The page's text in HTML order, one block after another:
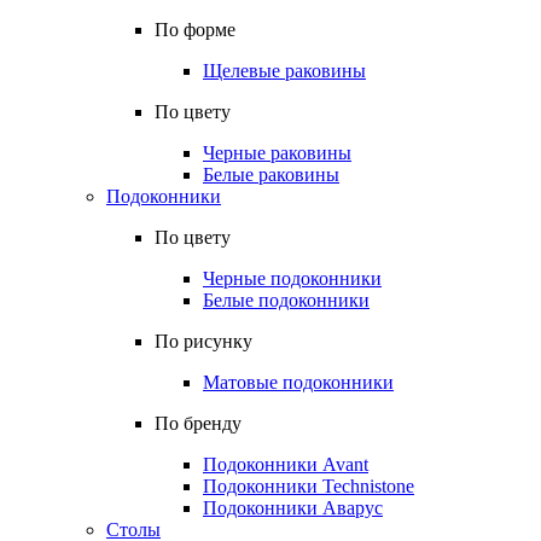
По форме
Щелевые раковины
По цвету
Черные раковины
Белые раковины
Подоконники
По цвету
Черные подоконники
Белые подоконники
По рисунку
Матовые подоконники
По бренду
Подоконники Avant
Подоконники Technistone
Подоконники Аварус
Столы